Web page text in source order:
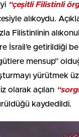
“çeşitli Filistinli
alıkoydu.
Filistinlinin
İsrail’e getirildiği
mensup”
yürütmek
olarak açılan
kaydedildi.